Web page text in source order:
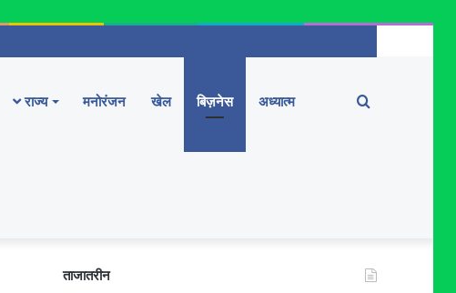
राज्य मनोरंजन खेल बिज़नेस अध्यात्म Search
ताजातरीन